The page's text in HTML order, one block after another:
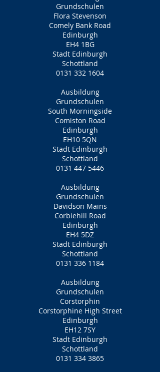
Grundschulen
Flora Stevenson
Comely Bank Road
Edinburgh
EH4 1BG
Stadt Edinburgh
Schottland
0131 332 1604
Ausbildung
Grundschulen
South Morningside
Comiston Road
Edinburgh
EH10 5QN
Stadt Edinburgh
Schottland
0131 447 5446
Ausbildung
Grundschulen
Davidson Mains
Corbiehill Road
Edinburgh
EH4 5DZ
Stadt Edinburgh
Schottland
0131 336 1184
Ausbildung
Grundschulen
Corstorphin
Corstorphine High Street
Edinburgh
EH12 7SY
Stadt Edinburgh
Schottland
0131 334 3865